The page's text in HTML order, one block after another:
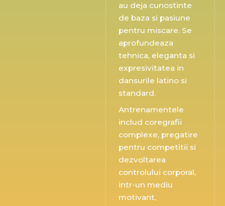
au deja cunostinte
de baza si pasiune
pentru miscare. Se
aprofundeaza
tehnica, eleganta si
expresivitatea in
dansurile latino si
standard.
Antrenamentele
includ coregrafii
complexe, pregatire
pentru competitii si
dezvoltarea
controlului corporal,
intr-un mediu
motivant,